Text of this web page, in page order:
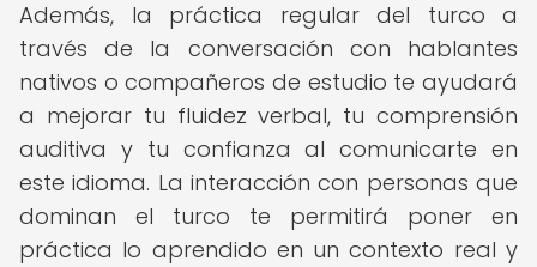
Además, la práctica regular del turco a
través de la conversación con hablantes
nativos o compañeros de estudio te ayudará
a mejorar tu fluidez verbal, tu comprensión
auditiva y tu confianza al comunicarte en
este idioma. La interacción con personas que
dominan el turco te permitirá poner en
práctica lo aprendido en un contexto real y